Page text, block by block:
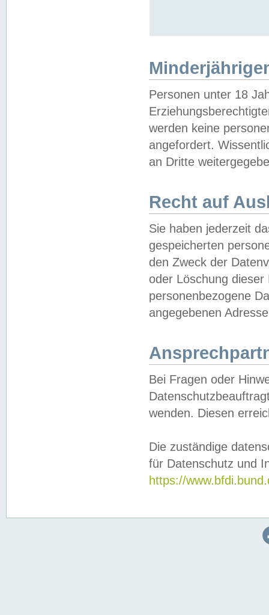
Personen unter 18
werden keine
angefordert.
an Dritte
Recht auf
Sie haben jederzeit
gespeicherten
den Zweck der
oder Löschung
personenbezogene
angegebenen
Bei Fragen oder
wenden. Diesen
Die zuständige
für Datenschutz und
https://